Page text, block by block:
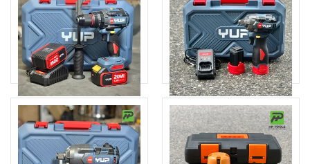
843.000đ
Chọn sản phẩm
3.390.000đ
Thêm giỏ hàng
Máy khoan động lực YUPAI
mã YP20-DR13B
1.985.000đ
Máy mở ốc 16V 280Nm
YUPAI mã YP16-W280A
1.545.000đ